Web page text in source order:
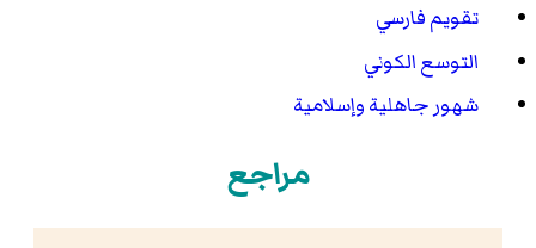
تقويم فارسي
التوسع الكوني
شهور جاهلية وإسلامية
مراجع